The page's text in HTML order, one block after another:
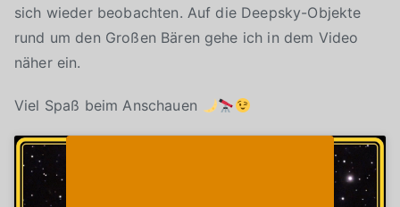
sich wieder beobachten. Auf die Deepsky-Objekte
rund um den Großen Bären gehe ich in dem Video
näher ein.
Viel Spaß beim Anschauen